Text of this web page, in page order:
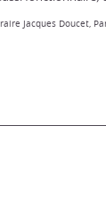
Jacques Doucet,